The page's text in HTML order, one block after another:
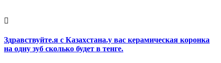
Здравствуйте.я с Казахстана.у вас керамическая коронка
на одну зуб сколько будет в тенге.